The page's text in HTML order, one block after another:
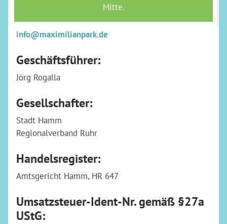
Fax 02381/98210-19
info@maximilianpark.de
Geschäftsführer:
Jörg Rogalla
Gesellschafter:
Stadt Hamm
Regionalverband Ruhr
Handelsregister:
Amtsgericht Hamm, HR 647
Umsatzsteuer-Ident-Nr. gemäß §27a
UStG: